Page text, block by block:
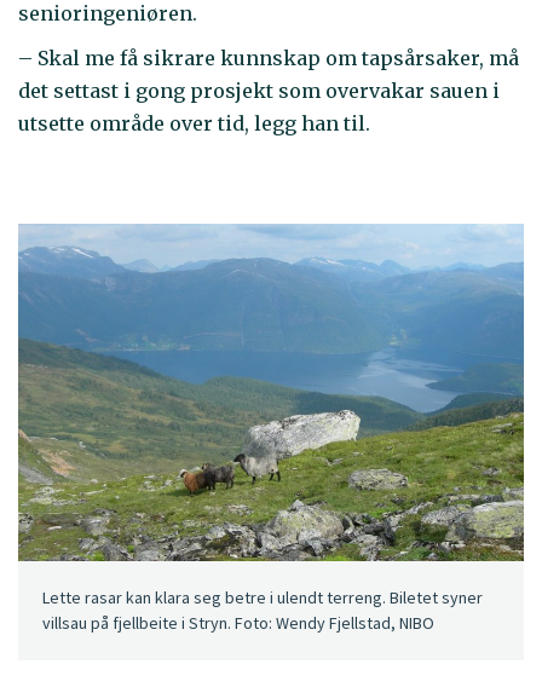
senioringeniøren.
– Skal me få sikrare kunnskap om tapsårsaker, må
det settast i gong prosjekt som overvakar sauen i
utsette område over tid, legg han til.
Lette rasar kan klara seg betre i ulendt terreng. Biletet syner
villsau på fjellbeite i Stryn. Foto: Wendy Fjellstad, NIBO